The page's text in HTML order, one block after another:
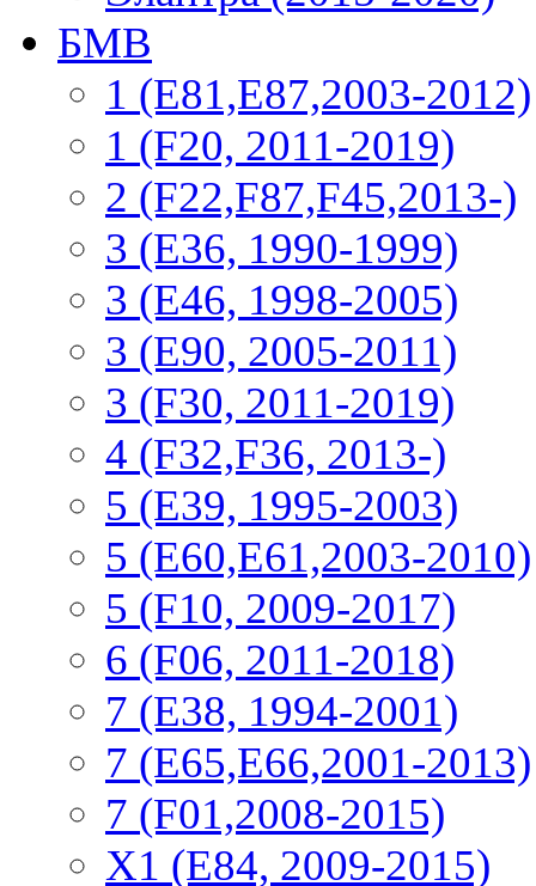
БМВ
1 (E81,E87,2003-2012)
1 (F20, 2011-2019)
2 (F22,F87,F45,2013-)
3 (Е36, 1990-1999)
3 (E46, 1998-2005)
3 (E90, 2005-2011)
3 (F30, 2011-2019)
4 (F32,F36, 2013-)
5 (E39, 1995-2003)
5 (E60,E61,2003-2010)
5 (F10, 2009-2017)
6 (F06, 2011-2018)
7 (E38, 1994-2001)
7 (E65,E66,2001-2013)
7 (F01,2008-2015)
X1 (E84, 2009-2015)